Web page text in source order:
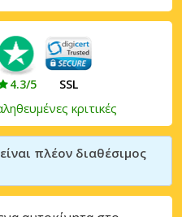
4.3/5 SSL
κριτικές
πλέον διαθέσιμος